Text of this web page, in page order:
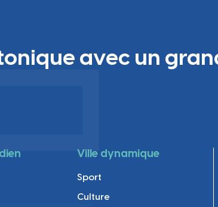
avec un
Ville dynamique
Sport
Culture